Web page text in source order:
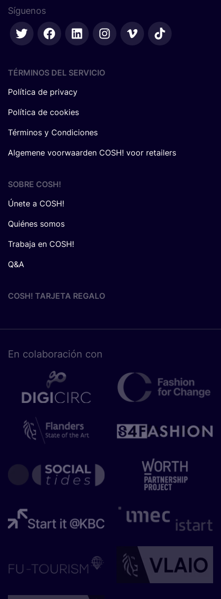
Síguenos
TÉRMINOS DEL SERVICIO
Política de privacy
Política de cookies
Términos y Condiciones
Algemene voorwaarden COSH! voor retailers
SOBRE COSH!
Únete a COSH!
Quiénes somos
Trabaja en COSH!
Q&A
COSH! TARJETA REGALO
En cola­bo­ra­ción con